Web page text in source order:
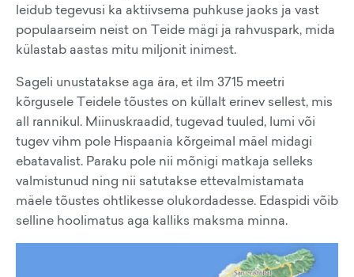
leidub tegevusi ka aktiivsema puhkuse jaoks ja vast
populaarseim neist on Teide mägi ja rahvuspark, mida
külastab aastas mitu miljonit inimest.
Sageli unustatakse aga ära, et ilm 3715 meetri
kõrgusele Teidele tõustes on küllalt erinev sellest, mis
all rannikul. Miinuskraadid, tugevad tuuled, lumi või
tugev vihm pole Hispaania kõrgeimal mäel midagi
ebatavalist. Paraku pole nii mõnigi matkaja selleks
valmistunud ning nii satutakse ettevalmistamata
mäele tõustes ohtlikesse olukordadesse. Edaspidi võib
selline hoolimatus aga kalliks maksma minna.